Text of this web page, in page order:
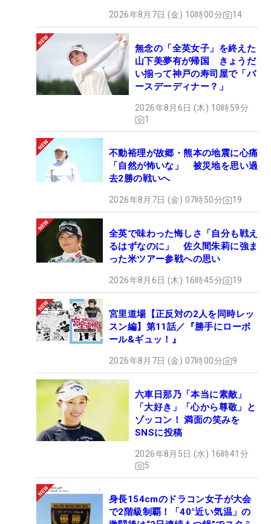
2026年8月7日 (金) 10時00分 14
無念の「全英女子」を終えた
山下美夢有が帰国 きょうだ
い揃って神戸の寿司屋で「バ
ースデーディナー？」
2026年8月6日 (木) 10時59分
1
不動裕理が故郷・熊本の地震に心痛
「自然が怖いな」 被災地を思い過
去2勝の戦いへ
2026年8月7日 (金) 07時50分 19
全英で味わった悔しさ「自分も戦え
るはずなのに」 佐久間朱莉に強ま
った米ツアー参戦への思い
2026年8月6日 (木) 16時45分 19
宮里道場【正反対の2人を同時レッ
スン編】第11話／『勝手にローボ
ール&ギュッ！』
2026年8月7日 (金) 07時00分 9
六車日那乃「本当に素敵」
「大好き」「心から尊敬」と
ゾッコン！ 満面の笑みを
SNSに投稿
2026年8月5日 (水) 16時41分
5
身長154cmのドラコン女子が大会
で2階級制覇！「40°近い気温」の